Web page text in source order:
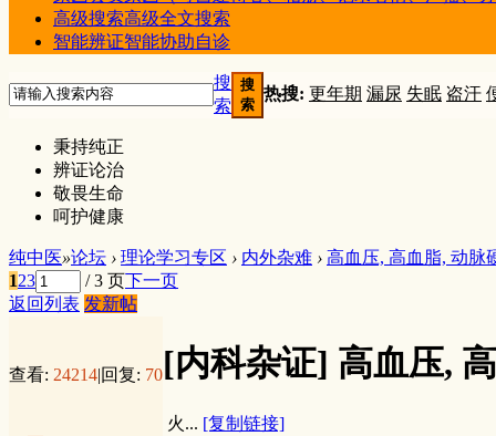
高级搜索高级全文搜索
智能辨证智能协助自诊
搜
索
搜
索
热搜: 更年期 漏尿 失眠 盗汗
秉持纯正
辨证论治
敬畏生命
呵护健康
纯中医»论坛 › 理论学习专区 › 内外杂难 › 高血压, 高血脂, 动脉
123 / 3 页下一页
返回列表 发新帖
查看: 24214|回复: 70[内科杂证] 高血压,
火... [复制链接]